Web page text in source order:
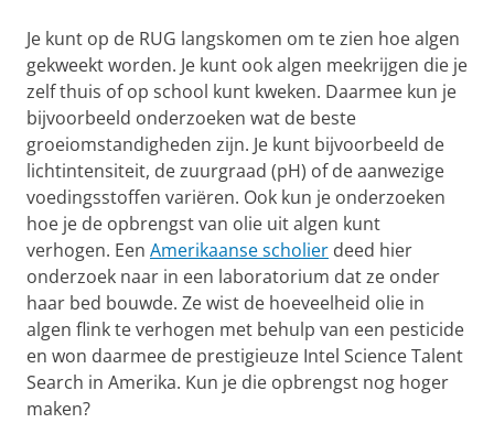
Je kunt op de RUG langskomen om te zien hoe algen
gekweekt worden. Je kunt ook algen meekrijgen die je
zelf thuis of op school kunt kweken. Daarmee kun je
bijvoorbeeld onderzoeken wat de beste
groeiomstandigheden zijn. Je kunt bijvoorbeeld de
lichtintensiteit, de zuurgraad (pH) of de aanwezige
voedingsstoffen variëren. Ook kun je onderzoeken
hoe je de opbrengst van olie uit algen kunt
verhogen. Een Amerikaanse scholier deed hier
onderzoek naar in een laboratorium dat ze onder
haar bed bouwde. Ze wist de hoeveelheid olie in
algen flink te verhogen met behulp van een pesticide
en won daarmee de prestigieuze Intel Science Talent
Search in Amerika. Kun je die opbrengst nog hoger
maken?